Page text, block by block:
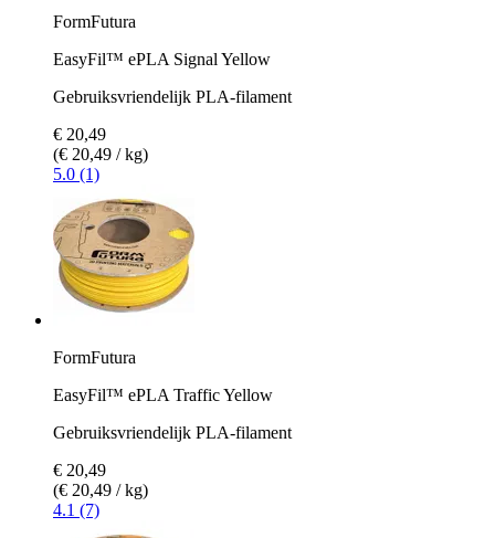
FormFutura
EasyFil™ ePLA Signal Yellow
Gebruiksvriendelijk PLA-filament
€ 20,49
(€ 20,49 / kg)
5.0 (1)
FormFutura
EasyFil™ ePLA Traffic Yellow
Gebruiksvriendelijk PLA-filament
€ 20,49
(€ 20,49 / kg)
4.1 (7)